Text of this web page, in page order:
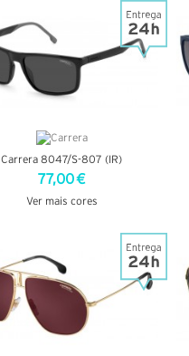
Carrera 8047/S-807 (IR)
77,00 €
Ver mais cores